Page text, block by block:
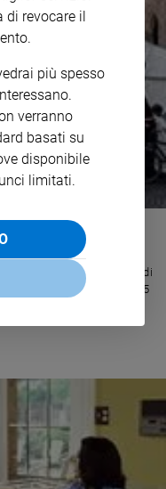
manifestazione ha goduto di
presenze del 2005 alle 45
più disparati, dalla
Crema, organizzatore
di revocare il
più spesso
verranno
basati su
disponibile
limitati.